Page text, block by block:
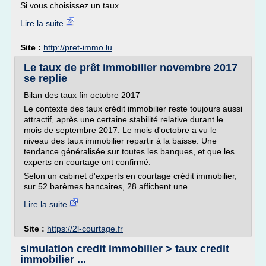
Si vous choisissez un taux...
Lire la suite
Site : http://pret-immo.lu
Le taux de prêt immobilier novembre 2017
se replie
Bilan des taux fin octobre 2017
Le contexte des taux crédit immobilier reste toujours aussi
attractif, après une certaine stabilité relative durant le
mois de septembre 2017. Le mois d'octobre a vu le
niveau des taux immobilier repartir à la baisse. Une
tendance généralisée sur toutes les banques, et que les
experts en courtage ont confirmé.
Selon un cabinet d'experts en courtage crédit immobilier,
sur 52 barèmes bancaires, 28 affichent une...
Lire la suite
Site : https://2l-courtage.fr
simulation credit immobilier > taux credit
immobilier ...